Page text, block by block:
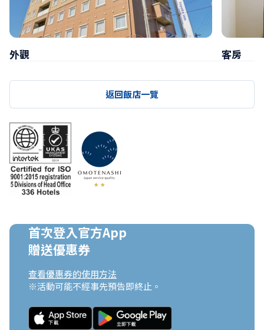
外觀 客房
返回飯店一覽
首次登入官方App
贈送優惠券
查看優惠券的使用方法
※活動可能不經事先預告即終止。